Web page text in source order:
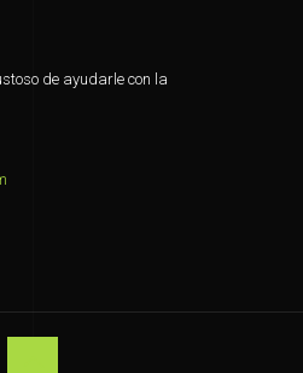
de ayudarle con la